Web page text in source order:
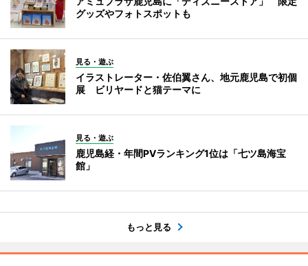
グッズやフォトスポットも
見る・遊ぶ
イラストレーター・佐伯翼さん、地元鹿児島で初個
展 ビリヤードと猫テーマに
見る・遊ぶ
鹿児島経・年間PVランキング1位は「七ツ島海宝
館」
もっと見る